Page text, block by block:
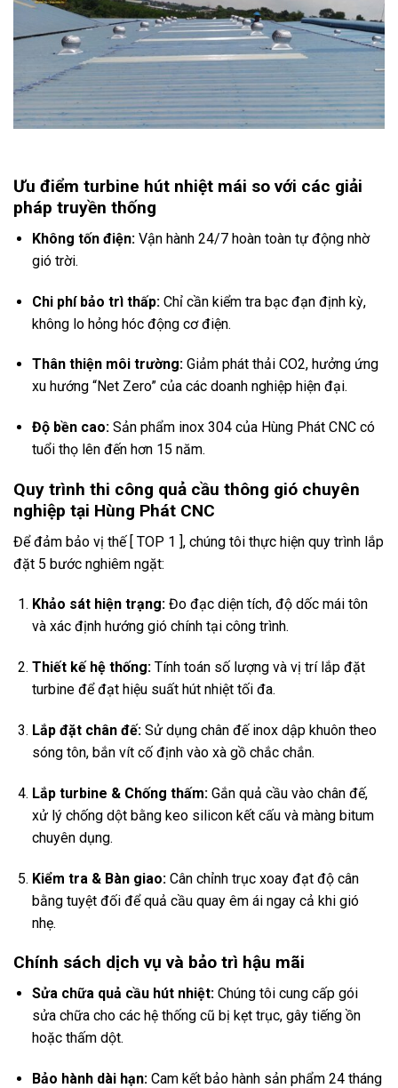
Ưu điểm turbine hút nhiệt mái so với các giải
pháp truyền thống
Không tốn điện:Vận hành 24/7 hoàn toàn tự động nhờ
gió trời.
Chi phí bảo trì thấp:Chỉ cần kiểm tra bạc đạn định kỳ,
không lo hỏng hóc động cơ điện.
Thân thiện môi trường:Giảm phát thải CO2, hưởng ứng
xu hướng “Net Zero” của các doanh nghiệp hiện đại.
Độ bền cao:Sản phẩm inox 304 của Hùng Phát CNC có
tuổi thọ lên đến hơn 15 năm.
Quy trình thi công quả cầu thông gió chuyên
nghiệp tại Hùng Phát CNC
Để đảm bảo vị thế [ TOP 1 ], chúng tôi thực hiện quy trình lắp
đặt 5 bước nghiêm ngặt:
Khảo sát hiện trạng:Đo đạc diện tích, độ dốc mái tôn
và xác định hướng gió chính tại công trình.
Thiết kế hệ thống:Tính toán số lượng và vị trí lắp đặt
turbine để đạt hiệu suất hút nhiệt tối đa.
Lắp đặt chân đế:Sử dụng chân đế inox dập khuôn theo
sóng tôn, bắn vít cố định vào xà gồ chắc chắn.
Lắp turbine & Chống thấm:Gắn quả cầu vào chân đế,
xử lý chống dột bằng keo silicon kết cấu và màng bitum
chuyên dụng.
Kiểm tra & Bàn giao:Cân chỉnh trục xoay đạt độ cân
bằng tuyệt đối để quả cầu quay êm ái ngay cả khi gió
nhẹ.
Chính sách dịch vụ và bảo trì hậu mãi
Sửa chữa quả cầu hút nhiệt:Chúng tôi cung cấp gói
sửa chữa cho các hệ thống cũ bị kẹt trục, gây tiếng ồn
hoặc thấm dột.
Bảo hành dài hạn:Cam kết bảo hành sản phẩm 24 tháng